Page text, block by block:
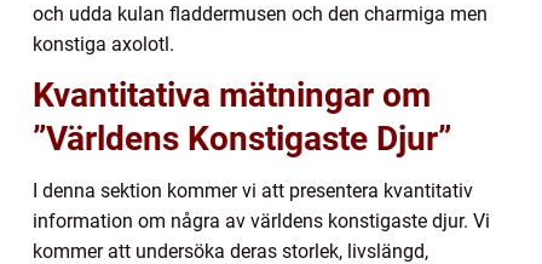
och udda kulan fladdermusen och den charmiga men
konstiga axolotl.
Kvantitativa mätningar om
”Världens Konstigaste Djur”
I denna sektion kommer vi att presentera kvantitativ
information om några av världens konstigaste djur. Vi
kommer att undersöka deras storlek, livslängd,